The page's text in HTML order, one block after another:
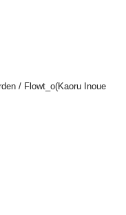
/ Flowt_o(Kaoru Inoue